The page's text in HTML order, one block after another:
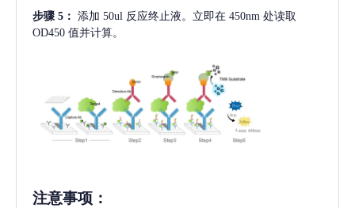
步骤 5： 添加 50ul 反应终止液。立即在 450nm 处读取
OD450 值并计算。
注意事项 ：